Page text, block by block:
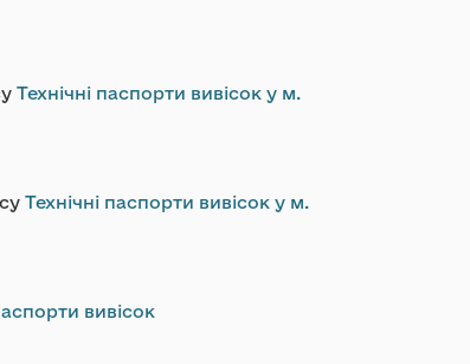
Технічні паспорти вивісок у м.
Технічні паспорти вивісок у м.
вивісок